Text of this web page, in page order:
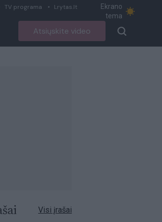
TV programa Lrytas.lt
Ekrano
tema
Atsiųskite video
Visi įrašai